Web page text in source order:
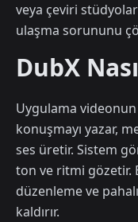
veya çeviri
ulaşma sorununu
DubX
Uygulama videonun
konuşmayı yazar,
ses üretir. Sistem
ton ve ritmi gözetir.
düzenleme ve
kaldırır.